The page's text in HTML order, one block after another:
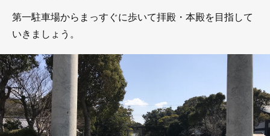
第一駐車場からまっすぐに歩いて拝殿・本殿を目指して
いきましょう。